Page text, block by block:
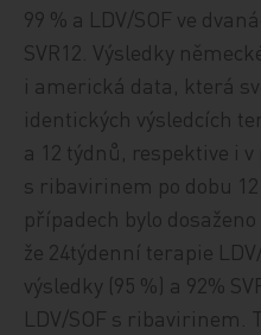
99 % a LDV/SOF ve
SVR12. Výsledky
i americká data, která
identických výsledcích
a 12 týdnů, respektive i v
s ribavirinem po dobu 12
případech bylo dosaženo
že 24týdenní terapie
výsledky (95 %) a 92%
LDV/SOF s ribavirinem.